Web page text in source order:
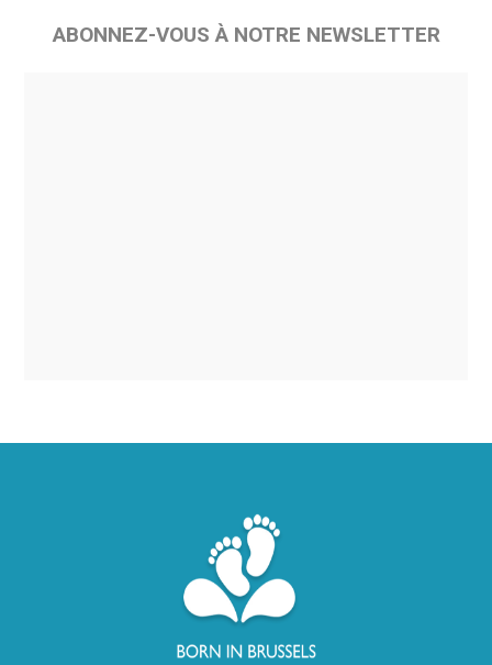
ABONNEZ-VOUS À NOTRE NEWSLETTER